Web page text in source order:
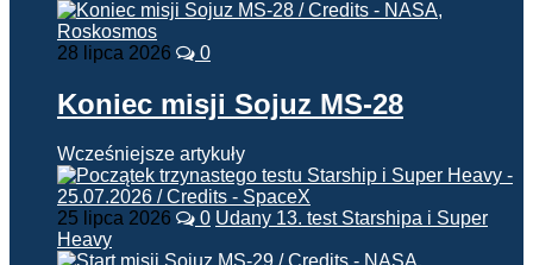
28 lipca 2026 0
Koniec misji Sojuz MS-28
Wcześniejsze artykuły
25 lipca 2026 0 Udany 13. test Starshipa i Super
Heavy